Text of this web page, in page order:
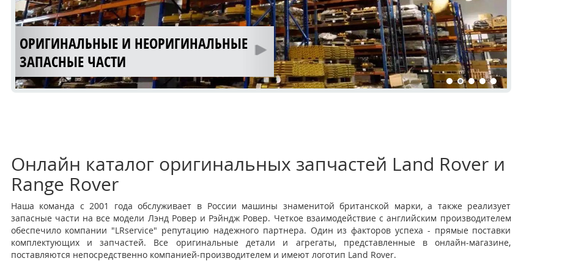
ОРИГИНАЛЬНЫЕ И НЕОРИГИНАЛЬНЫЕ
ЗАПАСНЫЕ ЧАСТИ
АВТОСЕРВИС С 15 ЛЕТНИМ ОПЫТОМ
РАБОТЫ
Онлайн каталог оригинальных запчастей Land Rover и
Range Rover
Наша команда с 2001 года обслуживает в России машины знаменитой британской марки, а также реализует
запасные части на все модели Лэнд Ровер и Рэйндж Ровер. Четкое взаимодействие с английским производителем
обеспечило компании "LRservice" репутацию надежного партнера. Один из факторов успеха - прямые поставки
комплектующих и запчастей. Все оригинальные детали и агрегаты, представленные в онлайн-магазине,
поставляются непосредственно компанией-производителем и имеют логотип Land Rover.